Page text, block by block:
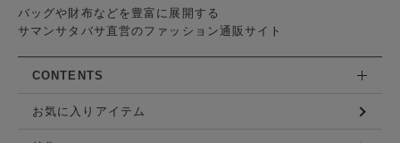
バッグや財布などを豊富に展開する
サマンサタバサ直営のファッション通販サイト
CONTENTS
お気に入りアイテム